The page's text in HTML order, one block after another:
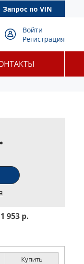
Запрос по VIN
Войти
Регистрация
1 953 р.
Купить